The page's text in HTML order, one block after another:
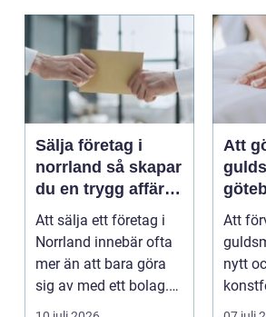
Sälja företag i
norrland så skapar
du en trygg affär
från start till mål
Att sälja ett företag i
Norrland innebär ofta
mer än att bara göra
sig av med ett bolag.
För många ä...
Att
att
gamla
Att
nytt